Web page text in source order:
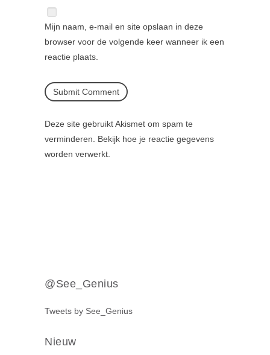
Mijn naam, e-mail en site opslaan in deze
browser voor de volgende keer wanneer ik een
reactie plaats.
Deze site gebruikt Akismet om spam te
verminderen. Bekijk hoe je reactie gegevens
worden verwerkt
@See_Genius
Tweets by See_Genius
Nieuw